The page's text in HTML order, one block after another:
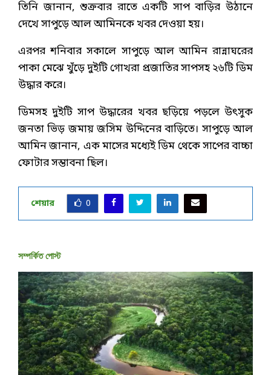
তিনি জানান, শুক্রবার রাতে একটি সাপ বাড়ির উঠানে
দেখে সাপুড়ে আল আমিনকে খবর দেওয়া হয়।
এরপর শনিবার সকালে সাপুড়ে আল আমিন রান্নাঘরের
পাকা মেঝে খুঁড়ে দুইটি গোখরা প্রজাতির সাপসহ ২৬টি ডিম
উদ্ধার করে।
ডিমসহ দুইটি সাপ উদ্ধারের খবর ছড়িয়ে পড়লে উৎসুক
জনতা ভিড় জমায় জসিম উদ্দিনের বাড়িতে। সাপুড়ে আল
আমিন জানান, এক মাসের মধ্যেই ডিম থেকে সাপের বাচ্চা
ফোটার সম্ভাবনা ছিল।
শেয়ার 0
সম্পর্কিত পোস্ট